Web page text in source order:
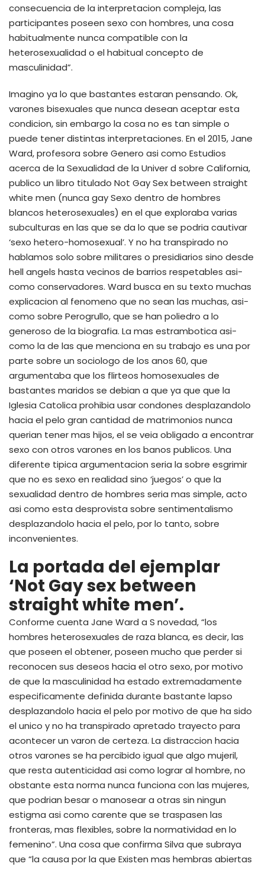
consecuencia de la interpretacion compleja, las
participantes poseen sexo con hombres, una cosa
habitualmente nunca compatible con la
heterosexualidad o el habitual concepto de
masculinidad”.
Imagino ya lo que bastantes estaran pensando. Ok,
varones bisexuales que nunca desean aceptar esta
condicion, sin embargo la cosa no es tan simple o
puede tener distintas interpretaciones. En el 2015, Jane
Ward, profesora sobre Genero asi­ como Estudios
acerca de la Sexualidad de la Univer d sobre California,
publico un libro titulado Not Gay Sex between straight
white men (nunca gay Sexo dentro de hombres
blancos heterosexuales) en el que exploraba varias
subculturas en las que se da lo que se podria cautivar
‘sexo hetero-homosexual’. Y no ha transpirado no
hablamos solo sobre militares o presidiarios sino desde
hell angels hasta vecinos de barrios respetables asi­
como conservadores. Ward busca en su texto muchas
explicacion al fenomeno que no sean las muchas, asi­
como sobre Perogrullo, que se han poliedro a lo
generoso de la biografia. La mas estrambotica asi­
como la de las que menciona en su trabajo es una por
parte sobre un sociologo de los anos 60, que
argumentaba que los flirteos homosexuales de
bastantes maridos se debian a que ya que que la
Iglesia Catolica prohibia usar condones desplazandolo
hacia el pelo gran cantidad de matrimonios nunca
querian tener mas hijos, el se veia obligado a encontrar
sexo con otros varones en los banos publicos. Una
diferente tipica argumentacion seri­a la sobre esgrimir
que no es sexo en realidad sino ‘juegos’ o que la
sexualidad dentro de hombres seri­a mas simple, acto
asi­ como esta desprovista sobre sentimentalismo
desplazandolo hacia el pelo, por lo tanto, sobre
inconvenientes.
La portada del ejemplar
‘Not Gay sex between
straight white men’.
Conforme cuenta Jane Ward a S novedad, “los
hombres heterosexuales de raza blanca, es decir, las
que poseen el obtener, poseen mucho que perder si
reconocen sus deseos hacia el otro sexo, por motivo
de que la masculinidad ha estado extremadamente
especificamente definida durante bastante lapso
desplazandolo hacia el pelo por motivo de que ha sido
el unico y no ha transpirado apretado trayecto para
acontecer un varon de certeza. La distraccion hacia
otros varones se ha percibido igual que algo mujeril,
que resta autenticidad asi­ como lograr al hombre, no
obstante esta norma nunca funciona con las mujeres,
que podri­an besar o manosear a otras sin ningun
estigma asi­ como carente que se traspasen las
fronteras, mas flexibles, sobre la normatividad en lo
femenino”. Una cosa que confirma Silva que subraya
que “la causa por la que Existen mas hembras abiertas